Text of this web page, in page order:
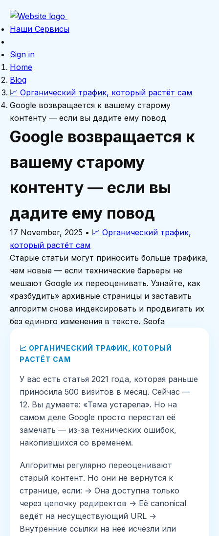
Наши Сервисы
Sign in
Home
Blog
📈 Органический трафик, который растёт сам
Google возвращается к вашему старому
контенту — если вы дадите ему повод
Google возвращается к
вашему старому
контенту — если вы
дадите ему повод
17 November, 2025 • 📈 Органический трафик,
который растёт сам
Старые статьи могут приносить больше трафика,
чем новые — если технические барьеры не
мешают Google их переоценивать. Узнайте, как
«разбудить» архивные страницы и заставить
алгоритм снова индексировать и продвигать их
без единого изменения в тексте. Seofa
📈 ОРГАНИЧЕСКИЙ ТРАФИК, КОТОРЫЙ
РАСТЁТ САМ
У вас есть статья 2021 года, которая раньше
приносила 500 визитов в месяц. Сейчас —
12. Вы думаете: «Тема устарела». Но на
самом деле Google просто перестал её
замечать — из-за технических ошибок,
накопившихся со временем.
Алгоритмы регулярно переоценивают
старый контент. Но они не вернутся к
странице, если: → Она доступна только
через цепочку редиректов → Её canonical
ведёт на несуществующий URL →
Внутренние ссылки на неё исчезли или